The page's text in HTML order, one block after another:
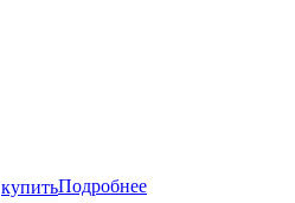
купитьПодробнее